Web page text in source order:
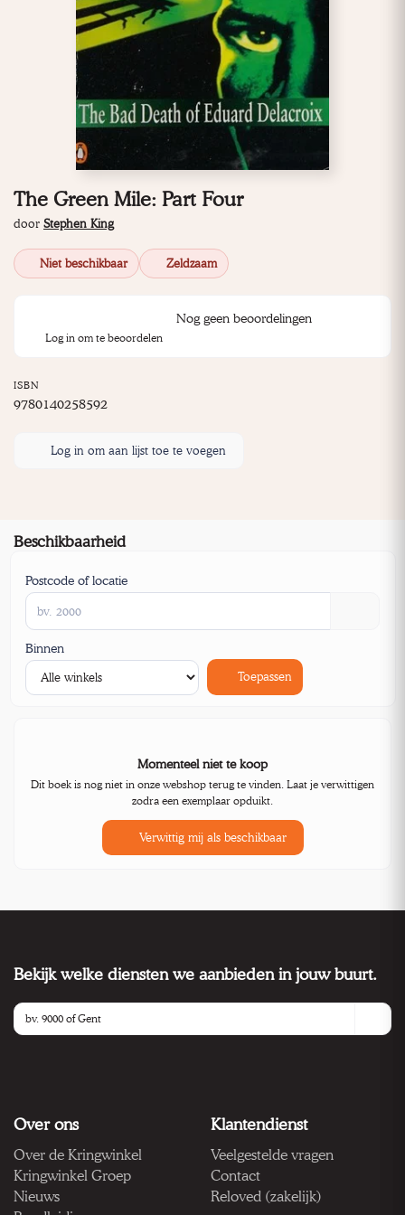
The Green Mile: Part Four
door Stephen King
Niet beschikbaar Zeldzaam
Nog geen beoordelingen
Log in om te beoordelen
ISBN
9780140258592
Log in om aan lijst toe te voegen
Beschikbaarheid
Postcode of locatie
Binnen
Toepassen
Momenteel niet te koop
Dit boek is nog niet in onze webshop terug te vinden. Laat je verwittigen
zodra een exemplaar opduikt.
Verwittig mij als beschikbaar
Bekijk welke diensten we aanbieden in jouw buurt.
Over ons
Over de Kringwinkel
Kringwinkel Groep
Nieuws
Klantendienst
Veelgestelde vragen
Contact
Reloved (zakelijk)